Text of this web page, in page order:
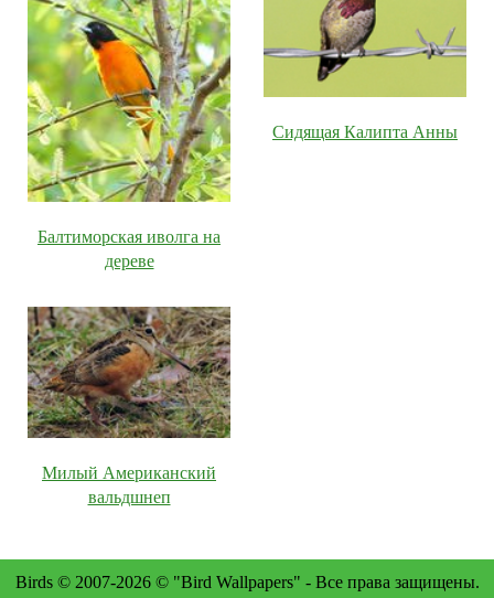
Балтиморская иволга на
дереве
Сидящая Калипта Анны
Милый Американский
вальдшнеп
Birds © 2007-2026 © "Bird Wallpapers" - Все права защищены.